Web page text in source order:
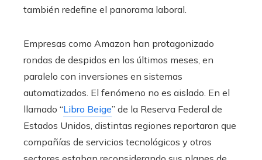
también redefine el panorama laboral.
Empresas como Amazon han protagonizado
rondas de despidos en los últimos meses, en
paralelo con inversiones en sistemas
automatizados. El fenómeno no es aislado. En el
llamado “Libro Beige” de la Reserva Federal de
Estados Unidos, distintas regiones reportaron que
compañías de servicios tecnológicos y otros